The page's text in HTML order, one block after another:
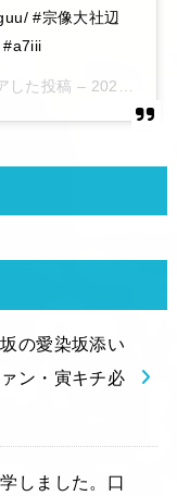
#宗像大社辺
した投稿 – 2020年 6月月6日午後10時15分PDT
の愛染坂添い
ン・寅キチ必
しました。口